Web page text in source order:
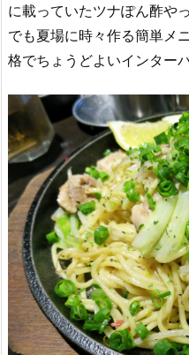
に載っていたツナぽん酢や
でも夏場に時々作る簡単メ
格でちょうどよいインター